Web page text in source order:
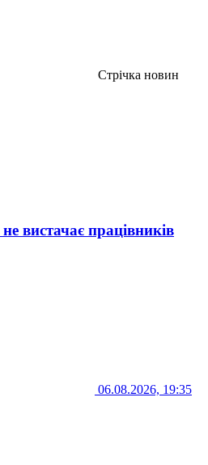
Стрічка новин
вистачає працівників
06.08.2026, 19:35